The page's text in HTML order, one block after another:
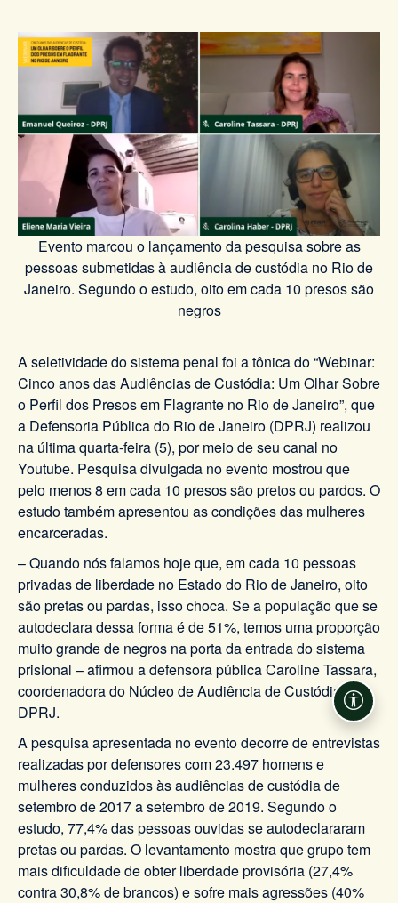
Evento marcou o lançamento da pesquisa sobre as
pessoas submetidas à audiência de custódia no Rio de
Janeiro. Segundo o estudo, oito em cada 10 presos são
negros
A seletividade do sistema penal foi a tônica do “Webinar:
Cinco anos das Audiências de Custódia: Um Olhar Sobre
o Perfil dos Presos em Flagrante no Rio de Janeiro”, que
a Defensoria Pública do Rio de Janeiro (DPRJ) realizou
na última quarta-feira (5), por meio de seu canal no
Youtube. Pesquisa divulgada no evento mostrou que
pelo menos 8 em cada 10 presos são pretos ou pardos. O
estudo também apresentou as condições das mulheres
encarceradas.
– Quando nós falamos hoje que, em cada 10 pessoas
privadas de liberdade no Estado do Rio de Janeiro, oito
são pretas ou pardas, isso choca. Se a população que se
autodeclara dessa forma é de 51%, temos uma proporção
muito grande de negros na porta da entrada do sistema
prisional – afirmou a defensora pública Caroline Tassara,
coordenadora do Núcleo de Audiência de Custódia da
DPRJ.
A pesquisa apresentada no evento decorre de entrevistas
realizadas por defensores com 23.497 homens e
mulheres conduzidos às audiências de custódia de
setembro de 2017 a setembro de 2019. Segundo o
estudo, 77,4% das pessoas ouvidas se autodeclararam
pretas ou pardas. O levantamento mostra que grupo tem
mais dificuldade de obter liberdade provisória (27,4%
contra 30,8% de brancos) e sofre mais agressões (40%